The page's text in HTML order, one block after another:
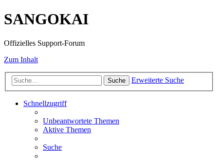
SANGOKAI
Offizielles Support-Forum
Zum Inhalt
Suche Erweiterte Suche
Schnellzugriff
Unbeantwortete Themen
Aktive Themen
Suche